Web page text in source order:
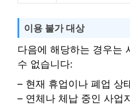
이용 불가 대상
다음에 해당하는 경우는
수 없습니다:
– 현재 휴업이나 폐업 상
– 연체나 체납 중인 사업